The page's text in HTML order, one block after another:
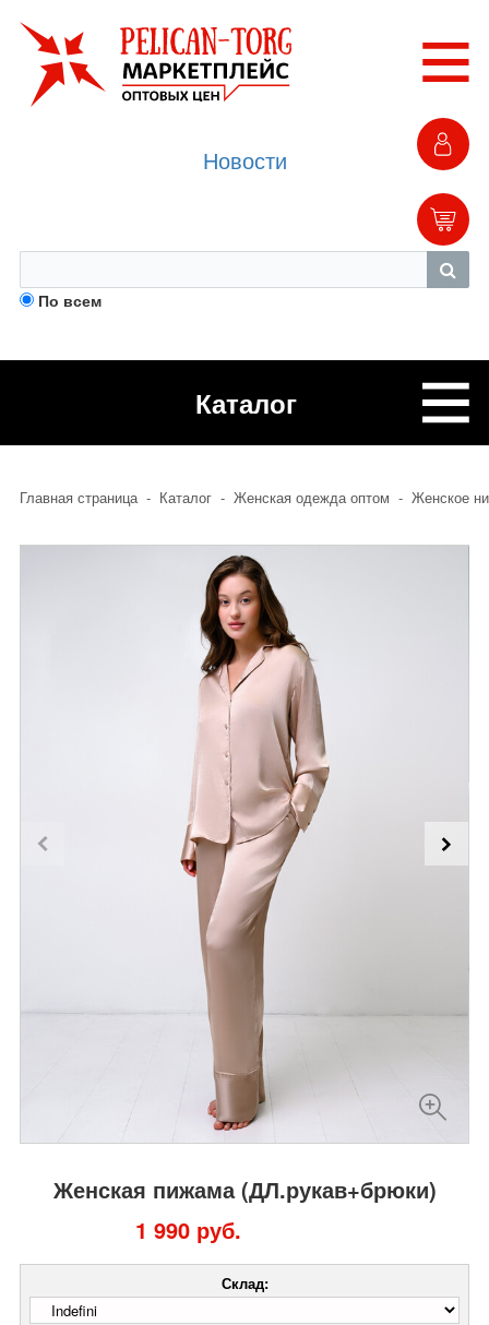
По всем
Новости
Каталог
Главная страница - Каталог - Женская одежда оптом - Женское
Женская пижама (ДЛ.рукав+брюки)
1 990 руб.
Склад: